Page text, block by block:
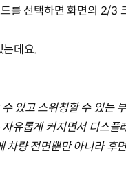
를 선택하면 화면의 2/3
는데요.
있고 스위칭할 수 있는
유롭게 커지면서 디스플
량 전면뿐만 아니라 후